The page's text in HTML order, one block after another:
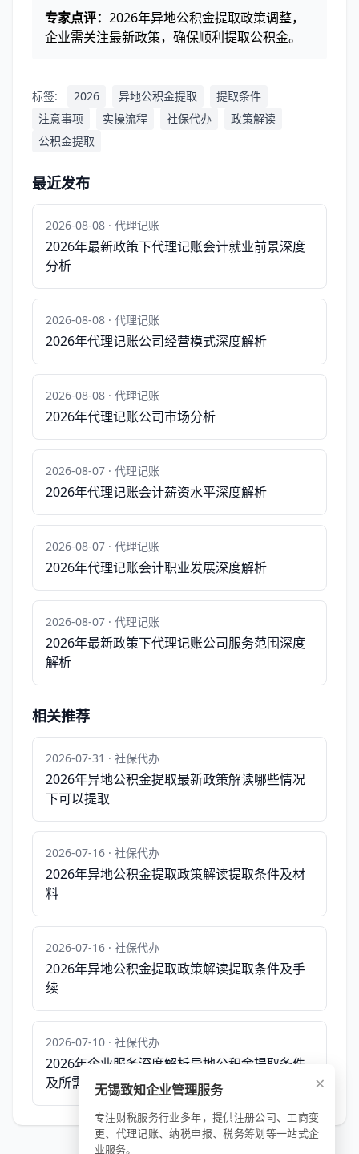
专家点评： 2026年异地公积金提取政策调整，
企业需关注最新政策，确保顺利提取公积金。
标签: 2026 异地公积金提取
提取条件
注意事项
实操流程 社保代办
政策解读
公积金提取
最近发布
2026-08-08 · 代理记账
2026年最新政策下代理记账会计就业前景深度
分析
2026-08-08 · 代理记账
2026年代理记账公司经营模式深度解析
2026-08-08 · 代理记账
2026年代理记账公司市场分析
2026-08-07 · 代理记账
2026年代理记账会计薪资水平深度解析
2026-08-07 · 代理记账
2026年代理记账会计职业发展深度解析
2026-08-07 · 代理记账
2026年最新政策下代理记账公司服务范围深度
解析
相关推荐
2026-07-31 · 社保代办
2026年异地公积金提取最新政策解读哪些情况
下可以提取
2026-07-16 · 社保代办
2026年异地公积金提取政策解读提取条件及材
料
2026-07-16 · 社保代办
2026年异地公积金提取政策解读提取条件及手
续
2026-07-10 · 社保代办
2026年企业服务深度解析异地公积金提取条件
及所需资料汇总
×
无锡致知企业管理服务
专注财税服务行业多年，提供注册公司、工商变
更、代理记账、纳税申报、税务筹划等一站式企
业服务。